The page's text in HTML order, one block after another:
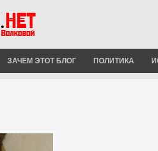
ЗАЧЕМ ЭТОТ БЛОГ ПОЛИТИКА